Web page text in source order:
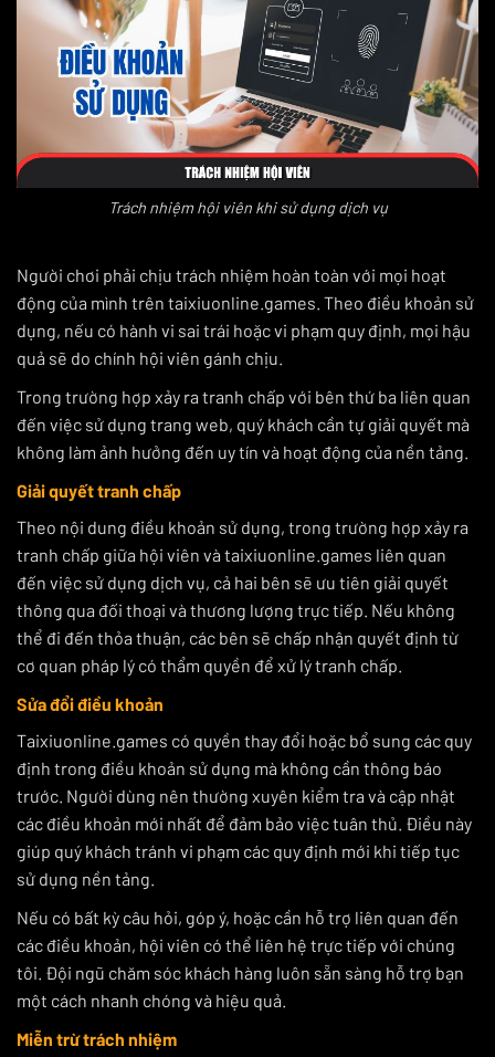
Trách nhiệm hội viên khi sử dụng dịch vụ
Người chơi phải chịu trách nhiệm hoàn toàn với mọi hoạt
động của mình trên taixiuonline.games. Theo điều khoản sử
dụng, nếu có hành vi sai trái hoặc vi phạm quy định, mọi hậu
quả sẽ do chính hội viên gánh chịu.
Trong trường hợp xảy ra tranh chấp với bên thứ ba liên quan
đến việc sử dụng trang web, quý khách cần tự giải quyết mà
không làm ảnh hưởng đến uy tín và hoạt động của nền tảng.
Giải quyết tranh chấp
Theo nội dung điều khoản sử dụng, trong trường hợp xảy ra
tranh chấp giữa hội viên và taixiuonline.games liên quan
đến việc sử dụng dịch vụ, cả hai bên sẽ ưu tiên giải quyết
thông qua đối thoại và thương lượng trực tiếp. Nếu không
thể đi đến thỏa thuận, các bên sẽ chấp nhận quyết định từ
cơ quan pháp lý có thẩm quyền để xử lý tranh chấp.
Sửa đổi điều khoản
Taixiuonline.games có quyền thay đổi hoặc bổ sung các quy
định trong điều khoản sử dụng mà không cần thông báo
trước. Người dùng nên thường xuyên kiểm tra và cập nhật
các điều khoản mới nhất để đảm bảo việc tuân thủ. Điều này
giúp quý khách tránh vi phạm các quy định mới khi tiếp tục
sử dụng nền tảng.
Nếu có bất kỳ câu hỏi, góp ý, hoặc cần hỗ trợ liên quan đến
các điều khoản, hội viên có thể liên hệ trực tiếp với chúng
tôi. Đội ngũ chăm sóc khách hàng luôn sẵn sàng hỗ trợ bạn
một cách nhanh chóng và hiệu quả.
Miễn trừ trách nhiệm